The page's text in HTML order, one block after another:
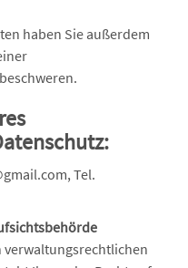
haben Sie außerdem
Tel.
verwaltungsrechtlichen